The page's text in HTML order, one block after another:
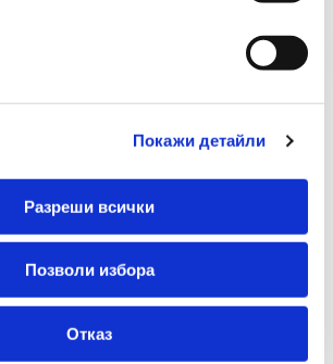
Покажи детайли
Разреши всички
Позволи избора
Отказ